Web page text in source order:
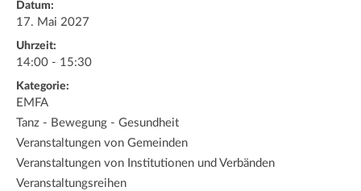
Datum:
17. Mai 2027
Uhrzeit:
14:00 - 15:30
Kategorie:
EMFA
Tanz - Bewegung - Gesundheit
Veranstaltungen von Gemeinden
Veranstaltungen von Institutionen und Verbänden
Veranstaltungsreihen